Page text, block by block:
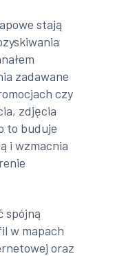
stają
zadawane
czy
zdjęcia
to buduje
i wzmacnia
spójną
w mapach
oraz